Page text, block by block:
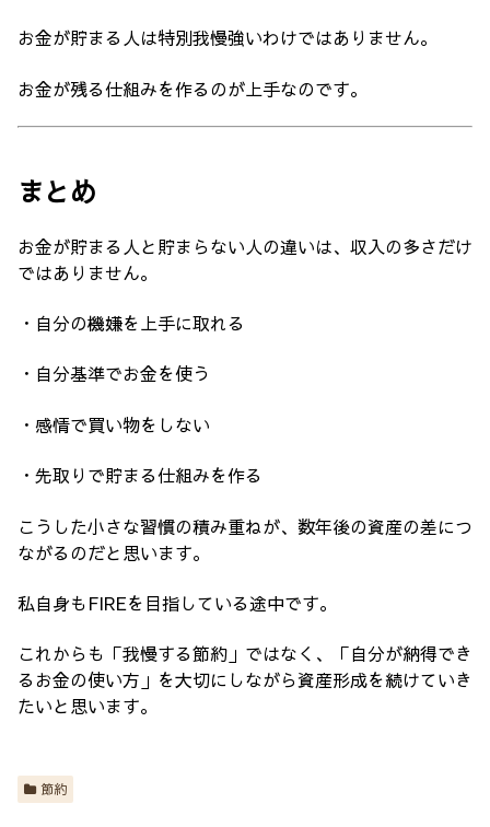
お金が貯まる人は特別我慢強いわけではありません。
お金が残る仕組みを作るのが上手なのです。
まとめ
お金が貯まる人と貯まらない人の違いは、収入の多さだけ
ではありません。
・自分の機嫌を上手に取れる
・自分基準でお金を使う
・感情で買い物をしない
・先取りで貯まる仕組みを作る
こうした小さな習慣の積み重ねが、数年後の資産の差につ
ながるのだと思います。
私自身もFIREを目指している途中です。
これからも「我慢する節約」ではなく、「自分が納得でき
るお金の使い方」を大切にしながら資産形成を続けていき
たいと思います。
節約